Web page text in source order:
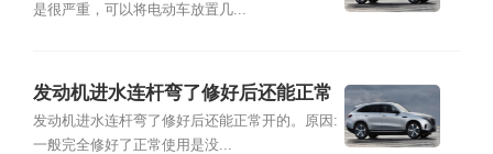
是很严重，可以将电动车放置几...
发动机进水连杆弯了修好后还能正常
开吗?
发动机进水连杆弯了修好后还能正常开的。原因:
一般完全修好了正常使用是没...